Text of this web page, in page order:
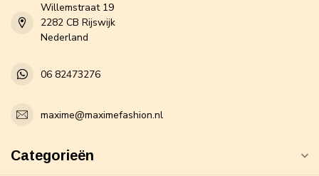
Willemstraat 19
2282 CB Rijswijk
Nederland
06 82473276
maxime@maximefashion.nl
Categorieën